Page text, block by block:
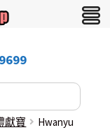
獻寶
Hwanyu